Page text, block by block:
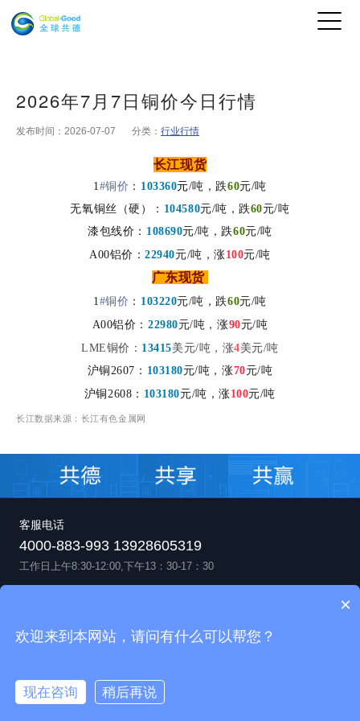
2026年7月7日铜价今日行情
发布时间：2026-07-07 分类： 行业行情
长江现货
1#铜价 ： 103360元/吨，跌60元/吨
无氧铜丝（硬）： 104580元/吨， 跌60元/吨
漆包线价： 108690元/吨 ，跌60元/吨
A00铝价：22940元/吨，涨100元/吨
广东现货
1#铜价 ： 103220元/吨， 跌60元/吨
A00铝价：22980元/吨， 涨90元/吨
LME铜价： 13415美元/吨，涨4美元/吨
沪铜2607： 103180元/吨， 涨70元/吨
沪铜2608： 103180元/吨，涨100元/吨
长江数据来源 ： 长江有色金属网
客服电话
4000-883-993 13928605319
工作日上午8:30-12:00,下午13：30-17：30
广东共德信息科技有限公司 版权所有
×
欢迎来到本网站，请问有什么可以帮您？
现在咨询 稍后再说